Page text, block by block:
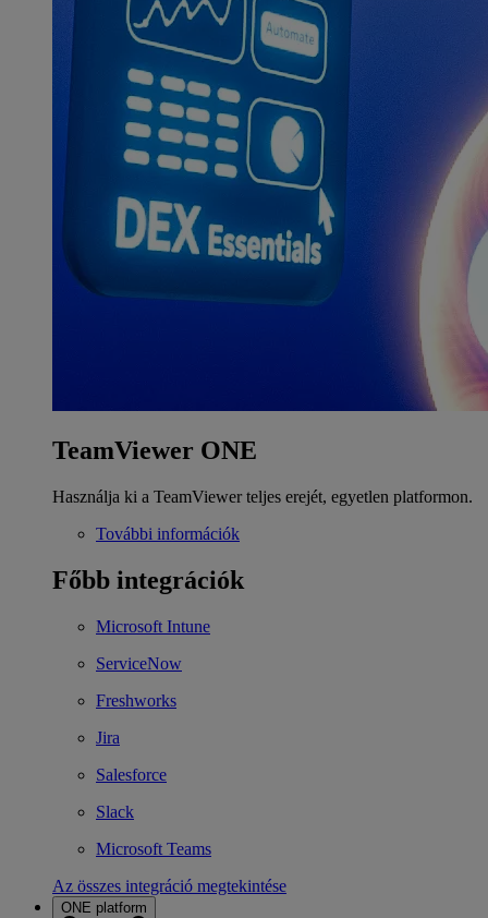
TeamViewer ONE
Használja ki a TeamViewer teljes erejét, egyetlen platformon.
További információk
Főbb integrációk
Microsoft Intune
ServiceNow
Freshworks
Jira
Salesforce
Slack
Microsoft Teams
Az összes integráció megtekintése
ONE platform